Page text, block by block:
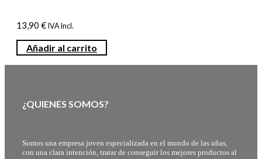
13,90 € IVA Incl.
Añadir al carrito
¿QUIENES SOMOS?
Somos una empresa joven especializada en el mundo de las uñas,
con una clara intención, tratar de conseguir los mejores productos al